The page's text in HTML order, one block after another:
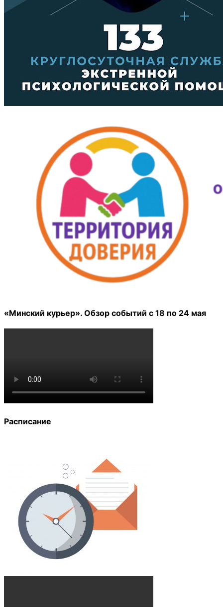
«Минский курьер». Обзор событий с 18 по 24 мая
Расписание